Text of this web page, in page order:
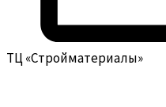
ТЦ «Стройматериалы»